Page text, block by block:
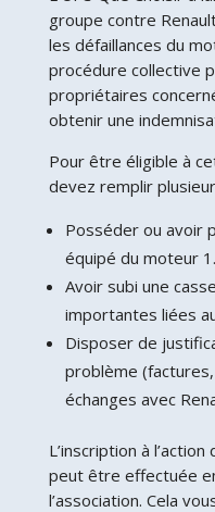
groupe contre
les défaillances du
procédure collective
propriétaires
obtenir une
Pour être éligible à
devez remplir
Posséder ou avoir
équipé du moteur
Avoir subi une
importantes liées
Disposer de
problème
échanges avec
L’inscription à
peut être effectuée
l’association. Cela